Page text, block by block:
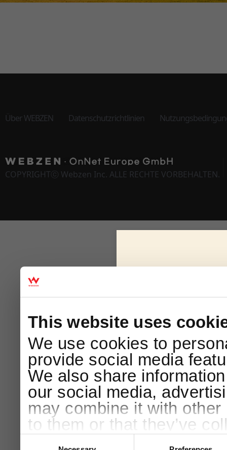
This website uses
We use cookies to
provide social media
We also share
our social media,
may combine it with
to them or that they’ve
Consent
Über WEBZEN Datenschutzrichtlinien
COPYRIGHTⓒ Webzen Inc. ALLE RECHTE VORBEHALTEN.